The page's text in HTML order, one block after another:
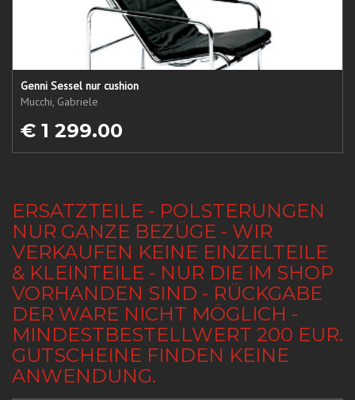
Genni Sessel nur cushion
Mucchi, Gabriele
€ 1 299.00
ERSATZTEILE - POLSTERUNGEN
NUR GANZE BEZÜGE - WIR
VERKAUFEN KEINE EINZELTEILE
& KLEINTEILE - NUR DIE IM SHOP
VORHANDEN SIND - RÜCKGABE
DER WARE NICHT MÖGLICH -
MINDESTBESTELLWERT 200 EUR.
GUTSCHEINE FINDEN KEINE
ANWENDUNG.